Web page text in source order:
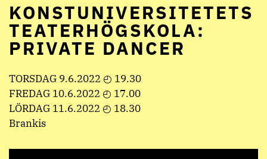
KONSTUNIVERSITETETS
TEATERHÖGSKOLA:
PRIVATE DANCER
TORSDAG 9.6.2022 ◴ 19.30
FREDAG 10.6.2022 ◴ 17.00
LÖRDAG 11.6.2022 ◴ 18.30
Brankis